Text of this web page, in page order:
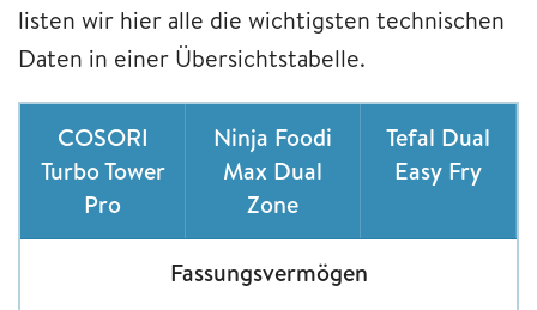
listen wir hier alle die wichtigsten technischen
Daten in einer Übersichtstabelle.
COSORI
Turbo Tower
Pro
Ninja Foodi
Max Dual
Zone
Tefal Dual
Easy Fry
Fassungsvermögen